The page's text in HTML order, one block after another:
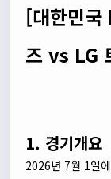
[대한민
즈 vs LG
1. 경기개요
2026년 7월 1일